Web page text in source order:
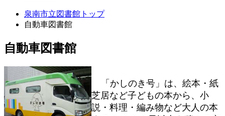
泉南市立図書館トップ
自動車図書館
自動車図書館
「かしのき号」は、絵本・紙
芝居など子どもの本から、小
説・料理・編み物など大人の本